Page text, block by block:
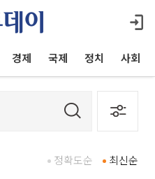
경제 국제 정치 사회
최신순
정확도순